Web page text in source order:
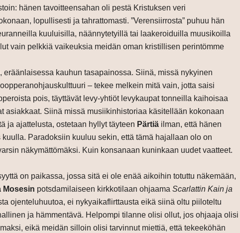
hänen tavoitteensahan oli pestä Kristuksen veri
lopullisesti ja tahrattomasti. ”Verensiirrosta” puhuu hän
kuuluisilla, näännytetyillä tai laakeroiduilla muusikoilla
vain pelkkiä vaikeuksia meidän oman kristillisen perintömme
eräänlaisessa kauhun tasapainossa. Siinä, missä nykyinen
– tekee melkein mitä vain, jotta saisi
pois, täyttävät levy-yhtiöt levykaupat tonneilla kaihoisaa
asiakkaat. Siinä missä musiikinhistoriaa käsitellään kokonaan
ja ajattelusta, ostetaan hyllyt täyteen Pärtiä ilman, että hänen
Paradoksiin kuuluu sekin, että tämä hajallaan olo on
näkymättömäksi. Kuin konsanaan kuninkaan uudet vaatteet.
on paikassa, jossa sitä ei ole enää aikoihin totuttu näkemään,
Mosesin potsdamilaiseen kirkkotilaan ohjaama Scarlattin Kain ja
ojenteluhuutoa, ei nykyaikaflirttausta eikä siinä oltu piiloteltu
ja hämmentävä. Helpompi tilanne olisi ollut, jos ohjaaja olisi
eikä meidän silloin olisi tarvinnut miettiä, että tekeeköhän